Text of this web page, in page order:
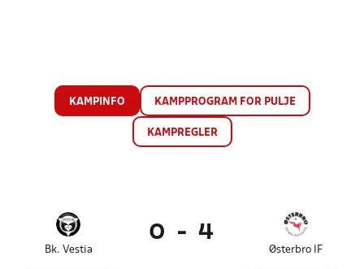
KAMPINFO KAMPPROGRAM FOR PULJE
KAMPREGLER
Bk. Vestia
0 - 4
Østerbro IF